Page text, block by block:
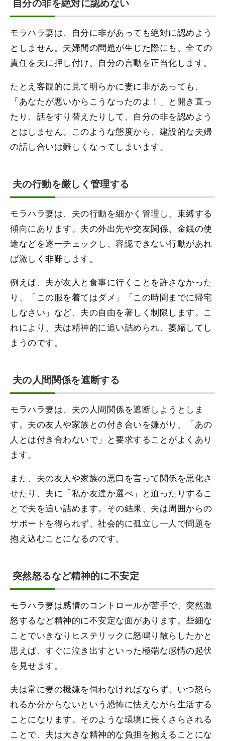
モラハラ妻は、自分に非があっても絶対に認めよう
としません。夫婦間の問題が生じた際にも、全ての
責任を夫に押し付け、自分の言動を正当化します。
たとえ客観的に見て明らかに妻に非があっても、
「あなたが悪いからこうなったのよ！」と開き直っ
たり、話をすり替えたりして、自分の非を認めよう
とはしません。このような態度から、建設的な夫婦
の話し合いは難しくなってしまいます。
夫の行動を厳しく管理する
モラハラ妻は、夫の行動を細かく管理し、束縛する
傾向にあります。夫の外出先や交友関係、金銭の使
途などを逐一チェックし、容認できない行動があれ
ば激しく非難します。
例えば、夫が友人と食事に行くことを許さなかった
り、「この服を着てはダメ」「この時間までに帰宅
しなさい」など、夫の自由を著しく制限します。こ
れにより、夫は精神的に追い詰められ、萎縮してし
まうのです。
夫の人間関係を遮断する
モラハラ妻は、夫の人間関係を遮断しようとしま
す。夫の友人や家族との付き合いを嫌がり、「あの
人とは付き合わないで」と要求することがよくあり
ます。
また、夫の友人や家族の悪口を言って関係を悪化さ
せたり、夫に「私か友達か選べ」と迫ったりするこ
とで夫を追い詰めます。その結果、夫は周囲からの
サポートを得られず、社会的に孤立し一人で問題を
抱え込むことになるのです。
突然怒るなど精神的に不安定
モラハラ妻は感情のコントロールが苦手で、突然激
怒するなど精神的に不安定な面があります。些細な
ことでいきなりヒステリックに怒鳴り散らしたかと
思えば、すぐに泣き出すといった極端な感情の起伏
を見せます。
夫は常に妻の機嫌を伺わなければならず、いつ怒ら
れるか分からないという恐怖に怯えながら生活する
ことになります。そのような環境に長くさらされる
ことで、夫は大きな精神的な負担を抱えることにな